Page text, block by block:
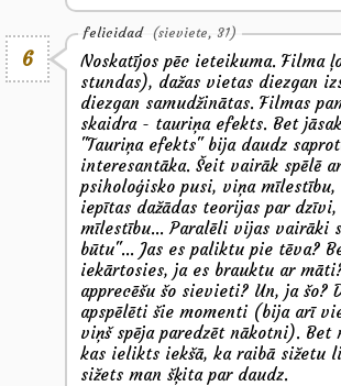
6
felicidad (sieviete, 31)
Noskatījos pēc ieteikuma. Filma
stundas), dažas vietas diezgan
diezgan samudžinātas. Filmas
skaidra - tauriņa efekts. Bet
"Tauriņa efekts" bija daudz
interesantāka. Šeit vairāk spēlē
psiholoģisko pusi, viņa
iepītas dažādas teorijas par
mīlestību... Paralēli vijas vairāki
būtu"... Jas es paliktu pie tēva?
iekārtosies, ja es brauktu ar
apprecēšu šo sievieti? Un, ja šo?
apspēlēti šie momenti (bija arī
viņš spēja paredzēt nākotni). Bet
kas ielikts iekšā, ka raibā sižetu
sižets man šķita par daudz.